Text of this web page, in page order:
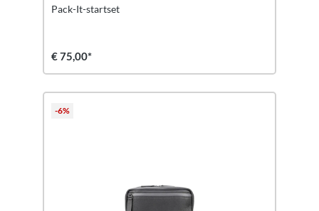
Pack-It-startset
€ 75,00*
-6%